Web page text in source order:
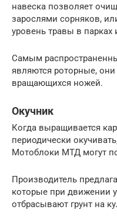
навеска позволяет
зарослями сорняков,
уровень травы в парках
Самым
являются роторные,
вращающихся ножей.
Окучник
Когда выращивается
периодически
Мотоблоки МТД могут
Производитель
которые при движении
отбрасывают грунт на